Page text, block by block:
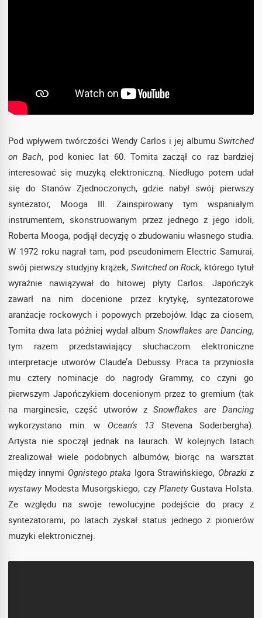
Pod wpływem twórczości Wendy Carlos i jej albumu Switched
on Bach, pod koniec lat 60. Tomita zaczął co raz bardziej
interesować się muzyką elektroniczną. Niedługo potem udał
się do Stanów Zjednoczonych, gdzie nabył swój pierwszy
syntezator, Mooga III. Zainspirowany tym wspaniałym
instrumentem, skonstruowanym przez jednego z jego idoli,
Roberta Mooga, podjął decyzję o zbudowaniu własnego studia.
W 1972 roku nagrał tam, pod pseudonimem Electric Samurai,
swój pierwszy studyjny krążek, Switched on Rock, którego tytuł
wyraźnie nawiązywał do hitowej płyty Carlos. Japończyk
zawarł na nim docenione przez krytykę, syntezatorowe
aranżacje rockowych i popowych przebojów. Idąc za ciosem,
Tomita dwa lata później wydał album Snowflakes are Dancing,
tym razem przedstawiający słuchaczom elektroniczne
interpretacje utworów Claude’a Debussy. Praca ta przyniosła
mu cztery nominacje do nagrody Grammy, co czyni go
pierwszym Japończykiem docenionym przez to gremium (tak
na marginesie, część utworów zSnowflakes are Dancing
wykorzystano min. w Ocean’s 13 Stevena Soderbergha).
Artysta nie spoczął jednak na laurach. W kolejnych latach
zrealizował wiele podobnych albumów, biorąc na warsztat
między innymi Ognistego ptaka Igora Strawińskiego, Obrazki z
wystawyModesta Musorgskiego, czy PlanetyGustava Holsta.
Ze względu na swoje rewolucyjne podejście do pracy z
syntezatorami, po latach zyskał status jednego z pionierów
muzyki elektronicznej.